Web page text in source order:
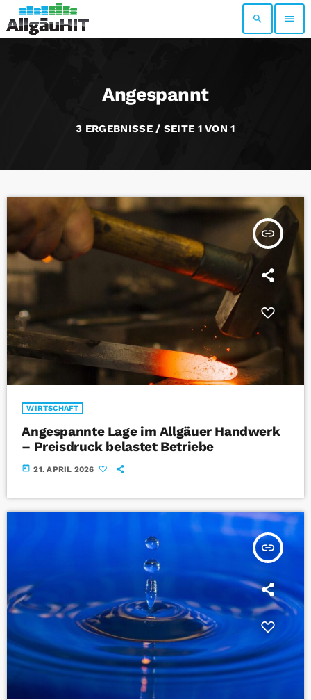
search menu
Angespannt
3 ERGEBNISSE / SEITE 1 VON 1
insert_link
WIRTSCHAFT
Angespannte Lage im Allgäuer Handwerk
– Preisdruck belastet Betriebe
today 21. APRIL 2026
insert_link